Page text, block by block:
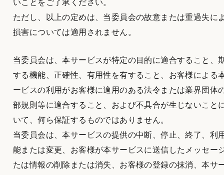
いことをご了承ください。
ただし、以上の定めは、当委員会の故意または重過失に
損害については適用されません。
当委員会は、本サービスが特定の目的に適合すること、
する機能、正確性、有用性を有すること、お客様による
ービスの利用がお客様に適用のある法令または業界団体
部規則等に適合すること、および不具合が生じないこと
いて、何ら保証するものではありません。
当委員会は、本サービスの提供の中断、停止、終了、利
能または変更、お客様が本サービスに送信したメッセー
たは情報の削除または消失、お客様の登録の抹消、本サ